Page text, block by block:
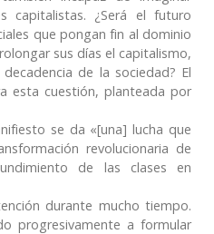
capitalistas. ¿Será el futuro
que pongan fin al dominio
sus días el capitalismo,
de la sociedad? El
esta cuestión, planteada por
se da «[una] lucha que
revolucionaria de
de las clases en
durante mucho tiempo.
progresivamente a formular